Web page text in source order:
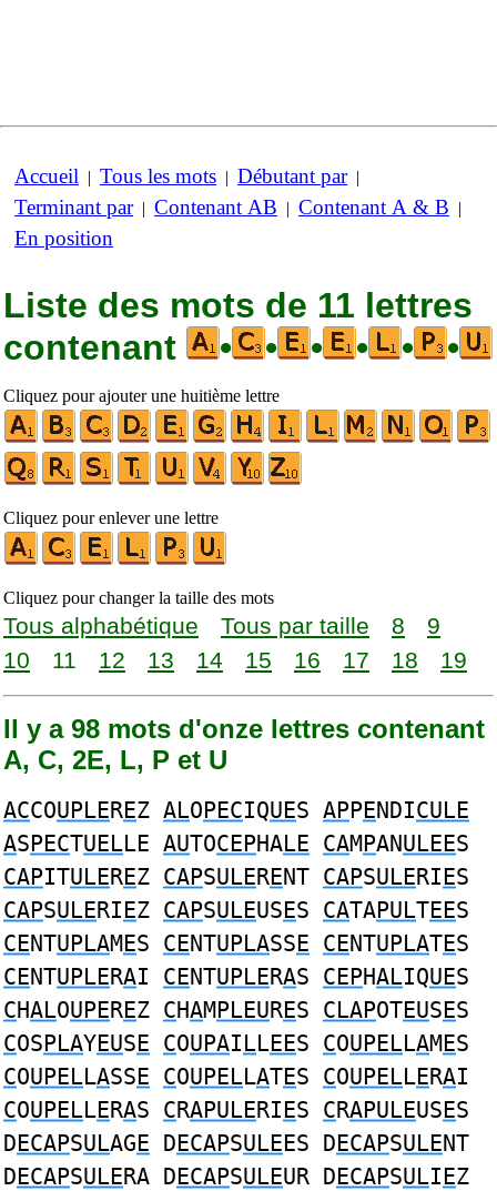
Accueil | Tous les mots | Débutant par|
Terminant par| Contenant AB | Contenant A & B |
En position
Liste des mots de 11 lettres
contenant
• • • • • •
Cliquez pour ajouter une huitième lettre
Cliquez pour enlever une lettre
Cliquez pour changer la taille des mots
Tous alphabétique Tous par taille 8
9
10
11 12 13 14 15 16 17 18 19
Il y a 98 mots d'onze lettres contenant
A, C, 2E, L, P et U
ACCOUPLEREZ ALOPECIQUES APPENDICULE
ASPECTUELLE AUTOCEPHALE CAMPANULEES
CAPITULEREZ CAPSULERENT CAPSULERIES
CAPSULERIEZ CAPSULEUSES CATAPULTEES
CENTUPLAMES CENTUPLASSE CENTUPLATES
CENTUPLERAI CENTUPLERAS CEPHALIQUES
CHALOUPEREZ CHAMPLEURES CLAPOTEUSES
COSPLAYEUSE COUPAILLEES COUPELLAMES
COUPELLASSE COUPELLATES COUPELLERAI
COUPELLERAS CRAPULERIES CRAPULEUSES
DECAPSULAGE DECAPSULEES DECAPSULENT
DECAPSULERA DECAPSULEUR DECAPSULIEZ